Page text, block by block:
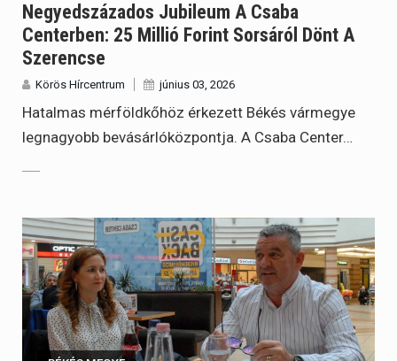
Negyedszázados Jubileum A Csaba
Centerben: 25 Millió Forint Sorsáról Dönt A
Szerencse
Körös Hírcentrum június 03, 2026
Hatalmas mérföldkőhöz érkezett Békés vármegye
legnagyobb bevásárlóközpontja. A Csaba Center…